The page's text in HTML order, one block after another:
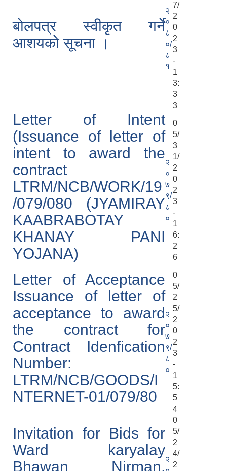
बोलपत्र स्वीकृत गर्ने
आशयको सूचना ।
२
०
८
०/
८
१
7/
2
0
2
3
-
1
3:
3
3
Letter of Intent
(Issuance of letter of
intent to award the
contract
LTRM/NCB/WORK/19
/079/080 (JYAMIRAY
KAABRABOTAY
KHANAY PANI
YOJANA)
२
०
७
९/
८
०
0
5/
3
1/
2
0
2
3
-
1
6:
2
6
Letter of Acceptance
Issuance of letter of
acceptance to award
the contract for
Contract Idenfication
Number:
LTRM/NCB/GOODS/I
NTERNET-01/079/80
२
०
७
९/
८
०
0
5/
2
5/
2
0
2
3
-
1
5:
5
4
Invitation for Bids for
Ward karyalay
Bhawan Nirman,२
0
5/
2
4/
2